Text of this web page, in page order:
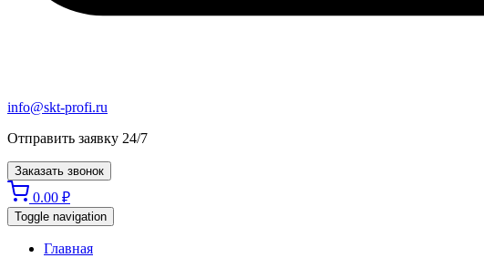
info@skt-profi.ru
Отправить заявку 24/7
Заказать звонок
0.00 ₽
Toggle navigation
Главная